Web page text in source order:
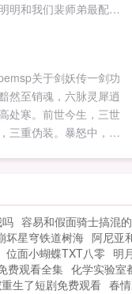
明和我们裴师弟最配！
落云宗小霸王瞎说什么
们祝余师兄的道侣！他
们生来就最配，你们死
妹（拍桌而起）谁把其
的？！我要踢人了嗷！
炼器天才商师弟有话
便宜你们的！呜呜呜呜
是谁！？你说！卿云我
多剑！大部分还是别人
如果您喜欢剑宗小师姐
，别忘记分享给朋友...
关于剑妖传一剑功
然至销魂，六脉灵犀逍
处寒。前世今生，三世
三重伪装。暴怒中，仗
容易和假面骑士搞混
坏星穹铁道树海 阿尼亚
位面小蝴蝶TXT八零 明
费观看全集 化学实验室
生了短剧免费观看 春